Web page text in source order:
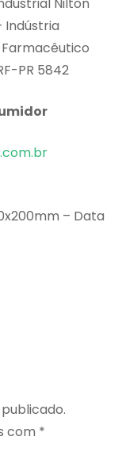
Indústria
Farmacêutico
PR 5842
– Data
com *